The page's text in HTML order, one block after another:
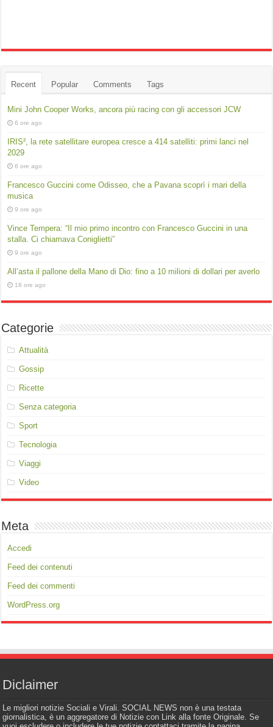
Recent Popular Comments Tags
Mini John Cooper Works, ancora più racing con gli accessori JCW
6 ore ago
IRIS², la rete satellitare europea cresce a 414 satelliti: primi lanci nel
2029
6 ore ago
Francesco Guccini come Odisseo, che a Pavana scoprì i mari della
musica
9 ore ago
Vince Tempera: “Il mio primo incontro con Francesco Guccini in una
stalla. Ci chiamava Coniglietti”
9 ore ago
All’asta il pallone della Mano di Dio: fino a 10 milioni di dollari per averlo
18 ore ago
Categorie
Attualità
Gossip
Ricette
Senza categoria
Sport
Tecnologia
Viaggi
Video
Meta
Accedi
Feed dei contenuti
Feed dei commenti
WordPress.org
Diclaimer
Le migliori notizie Sociali e Virali. SOCIAL NEWS non è una testata
giornalistica, è un aggregatore di Notizie con Link alla fonte Originale. Se